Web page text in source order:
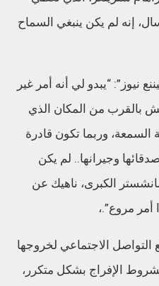
إنه لم يكن ينبغي السماح
نيوز”: “يبدو لي أنه أمر غير
بالقرب من المكان الذي
السمعة، وربما تكون قادرة
وجيرانها.. لم يكن
الكبرى، ناهيك عن
مروع”.،
الاجتماعي لخروجها
الإفراج بشكل متكرر،